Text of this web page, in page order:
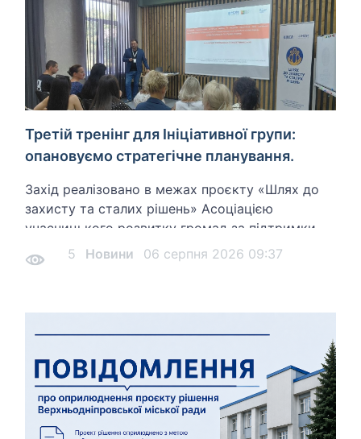
Третій тренінг для Ініціативної групи:
опановуємо стратегічне планування.
Захід реалізовано в межах проєкту «Шлях до
захисту та сталих рішень» Асоціацією
учасницького розвитку громад за підтримки
МОМ (Міжнародна організація з міграції) та
фінансування KOICA (Корейська агенція з
5 Новини 06 серпня 2026 09:37